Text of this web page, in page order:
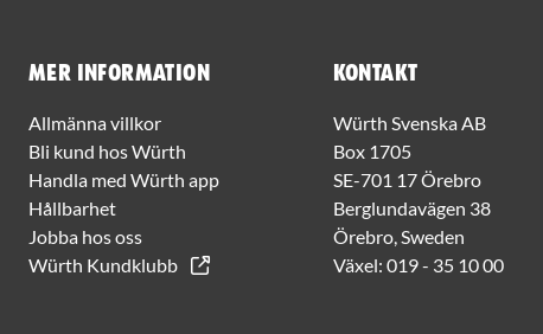
Mer information
Allmänna villkor
Bli kund hos Würth
Handla med Würth app
Hållbarhet
Jobba hos oss
Würth Kundklubb
Kontakt
Würth Svenska AB
Box 1705
SE-701 17 Örebro
Berglundavägen 38
Örebro, Sweden
Växel: 019 - 35 10 00